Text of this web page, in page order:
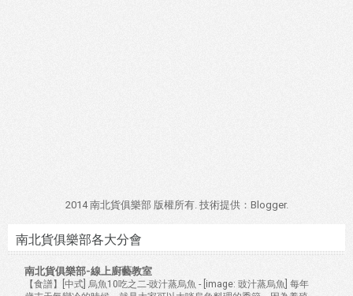
2014 南北貨俱樂部 版權所有. 技術提供： Blogger.
南北貨俱樂部各大分會
南北貨俱樂部-線上廚藝教室
【食譜】[中式] 烏魚10吃之二-豉汁蒸烏魚 - [image: 豉汁蒸烏魚] 每年